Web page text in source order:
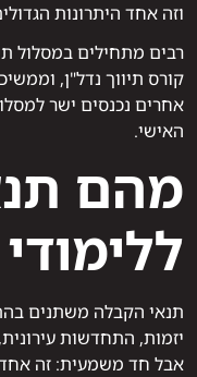
וזה אחד היתרונות
רבים מתחילים במסלול
קורס תיווך נדל"ן,
אחרים נכנסים ישר
האישי.
מהם
תנאי הקבלה משתנים
יזמות, התחדשות
אבל חד משמעית: זה אחד